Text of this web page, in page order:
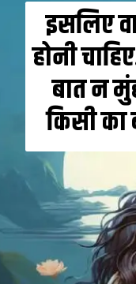
इसलिए
होनी
बात न
किसी